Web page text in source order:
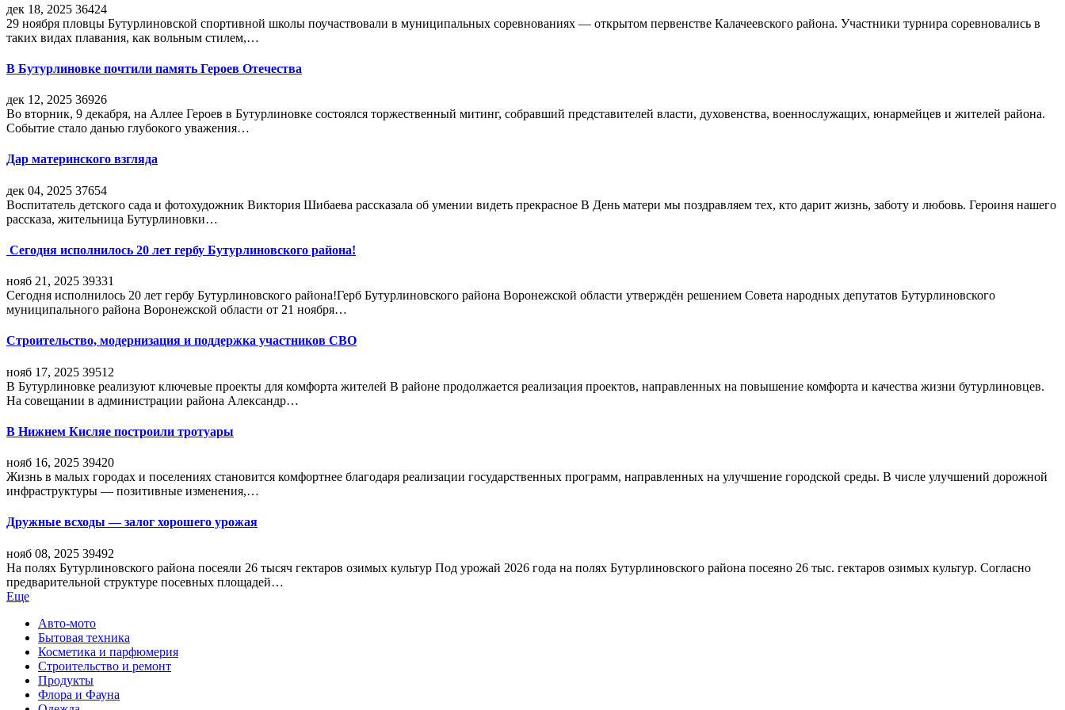
дек 18, 2025 36424
29 ноября пловцы Бутурлиновской спортивной школы поучаствовали в муниципальных соревнованиях — открытом первенстве Калачеевского района. Участники турнира соревновались в
таких видах плавания, как вольным стилем,…
В Бутурлиновке почтили память Героев Отечества
дек 12, 2025 36926
Во вторник, 9 декабря, на Аллее Героев в Бутурлиновке состоялся торжественный митинг, собравший представителей власти, духовенства, военнослужащих, юнармейцев и жителей района.
Событие стало данью глубокого уважения…
Дар материнского взгляда
дек 04, 2025 37654
Воспитатель детского сада и фотохудожник Виктория Шибаева рассказала об умении видеть прекрасное В День матери мы поздравляем тех, кто дарит жизнь, заботу и любовь. Героиня нашего
рассказа, жительница Бутурлиновки…
Сегодня исполнилось 20 лет гербу Бутурлиновского района!
нояб 21, 2025 39331
Сегодня исполнилось 20 лет гербу Бутурлиновского района!Герб Бутурлиновского района Воронежской области утверждён решением Совета народных депутатов Бутурлиновского
муниципального района Воронежской области от 21 ноября…
Строительство, модернизация и поддержка участников СВО
нояб 17, 2025 39512
В Бутурлиновке реализуют ключевые проекты для комфорта жителей В районе продолжается реализация проектов, направленных на повышение комфорта и качества жизни бутурлиновцев.
На совещании в администрации района Александр…
В Нижнем Кисляе построили тротуары
нояб 16, 2025 39420
Жизнь в малых городах и поселениях становится комфортнее благодаря реализации государственных программ, направленных на улучшение городской среды. В числе улучшений дорожной
инфраструктуры — позитивные изменения,…
Дружные всходы — залог хорошего урожая
нояб 08, 2025 39492
На полях Бутурлиновского района посеяли 26 тысяч гектаров озимых культур Под урожай 2026 года на полях Бутурлиновского района посеяно 26 тыс. гектаров озимых культур. Согласно
предварительной структуре посевных площадей…
Еще
Авто-мото
Бытовая техника
Косметика и парфюмерия
Строительство и ремонт
Продукты
Флора и Фауна